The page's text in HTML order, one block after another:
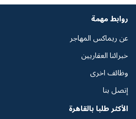
روابط مهمة
عن ريماكس المهاجر
خبرائنا العقاريين
وظائف اخرى
إتصل بنا
الأكثر طلبا بالقاهرة